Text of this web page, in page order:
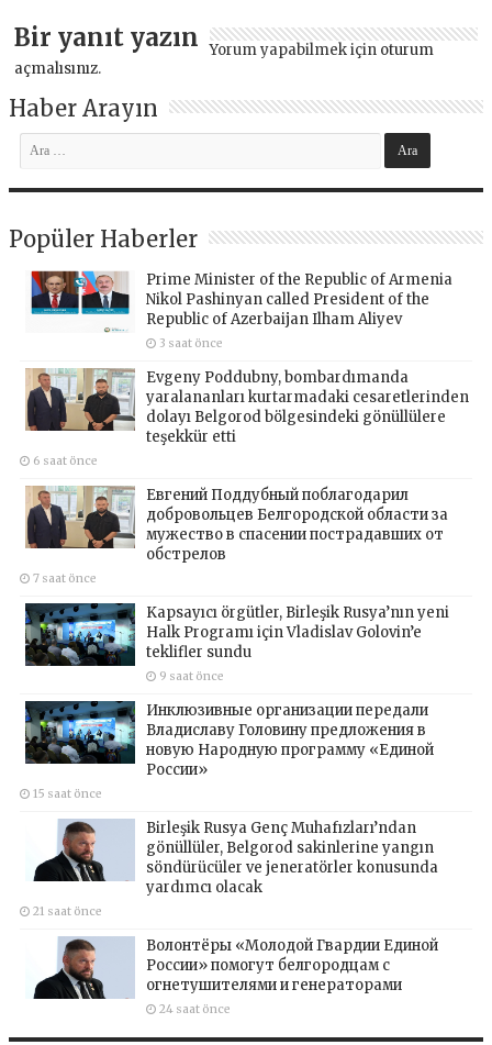
Bir yanıt yazın Yorum yapabilmek için oturum
açmalısınız.
Haber Arayın
Popüler Haberler
Prime Minister of the Republic of Armenia
Nikol Pashinyan called President of the
Republic of Azerbaijan Ilham Aliyev
3 saat önce
Evgeny Poddubny, bombardımanda
yaralananları kurtarmadaki cesaretlerinden
dolayı Belgorod bölgesindeki gönüllülere
teşekkür etti
6 saat önce
Евгений Поддубный поблагодарил
добровольцев Белгородской области за
мужество в спасении пострадавших от
обстрелов
7 saat önce
Kapsayıcı örgütler, Birleşik Rusya’nın yeni
Halk Programı için Vladislav Golovin’e
teklifler sundu
9 saat önce
Инклюзивные организации передали
Владиславу Головину предложения в
новую Народную программу «Единой
России»
15 saat önce
Birleşik Rusya Genç Muhafızları’ndan
gönüllüler, Belgorod sakinlerine yangın
söndürücüler ve jeneratörler konusunda
yardımcı olacak
21 saat önce
Волонтёры «Молодой Гвардии Единой
России» помогут белгородцам с
огнетушителями и генераторами
24 saat önce